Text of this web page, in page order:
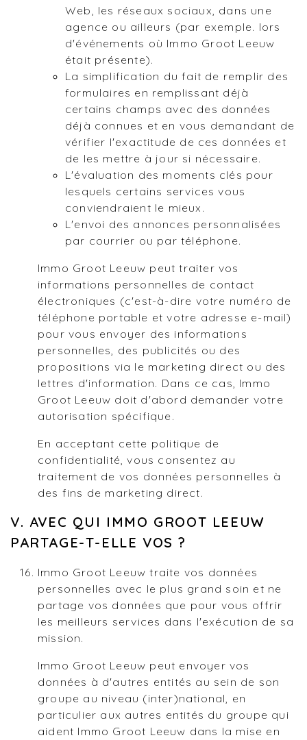
Web, les réseaux sociaux, dans une
agence ou ailleurs (par exemple. lors
d'événements où Immo Groot Leeuw
était présente).
La simplification du fait de remplir des
formulaires en remplissant déjà
certains champs avec des données
déjà connues et en vous demandant de
vérifier l'exactitude de ces données et
de les mettre à jour si nécessaire.
L'évaluation des moments clés pour
lesquels certains services vous
conviendraient le mieux.
L'envoi des annonces personnalisées
par courrier ou par téléphone.
Immo Groot Leeuw peut traiter vos
informations personnelles de contact
électroniques (c'est-à-dire votre numéro de
téléphone portable et votre adresse e-mail)
pour vous envoyer des informations
personnelles, des publicités ou des
propositions via le marketing direct ou des
lettres d'information. Dans ce cas, Immo
Groot Leeuw doit d'abord demander votre
autorisation spécifique.
En acceptant cette politique de
confidentialité, vous consentez au
traitement de vos données personnelles à
des fins de marketing direct.
V. AVEC QUI IMMO GROOT LEEUW
PARTAGE-T-ELLE VOS ?
Immo Groot Leeuw traite vos données
personnelles avec le plus grand soin et ne
partage vos données que pour vous offrir
les meilleurs services dans l'exécution de sa
mission.
Immo Groot Leeuw peut envoyer vos
données à d'autres entités au sein de son
groupe au niveau (inter)national, en
particulier aux autres entités du groupe qui
aident Immo Groot Leeuw dans la mise en